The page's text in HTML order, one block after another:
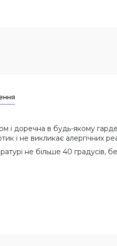
доречна в будь-якому
і не викликає алергічних
не більше 40 градусів,